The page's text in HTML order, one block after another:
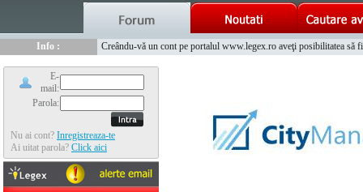
Info :
www.tntauto.ro - Managementul Integrat al Parcului Auto
E-
mail:
Parola:
Nu ai cont? Inregistreaza-te
Ai uitat parola? Click aici